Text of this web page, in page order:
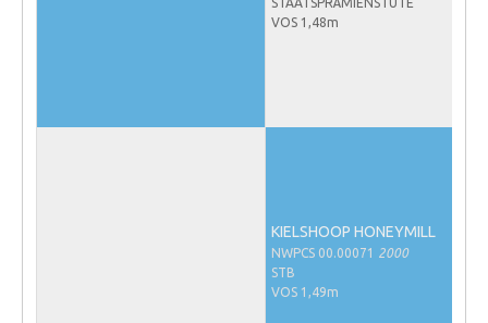
Fokprogramma's en registratie
Informatie veulen registratie
VOS 1,48m
KIELSHOOP HONEYMILL
NWPCS 00.00071 2000
STB
VOS 1,49m